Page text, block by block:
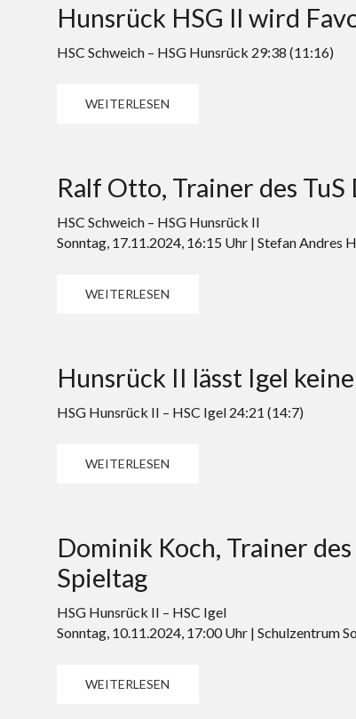
Hunsrück HSG Il wird
HSC Schweich – HSG Hunsrück 29:38 (11:16)
WEITERLESEN
Ralf Otto, Trainer des
HSC Schweich – HSG Hunsrück II
Sonntag, 17.11.2024, 16:15 Uhr | Stefan Andres
WEITERLESEN
Hunsrück II lässt Igel
HSG Hunsrück II – HSC Igel 24:21 (14:7)
WEITERLESEN
Dominik Koch, Trainer
Spieltag
HSG Hunsrück II – HSC Igel
Sonntag, 10.11.2024, 17:00 Uhr | Schulzentrum
WEITERLESEN